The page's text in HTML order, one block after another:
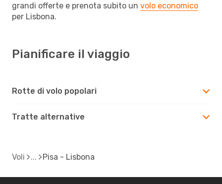
grandi offerte e prenota subito un volo economico
per Lisbona.
Pianificare il viaggio
Rotte di volo popolari
Tratte alternative
Voli Pisa - Lisbona